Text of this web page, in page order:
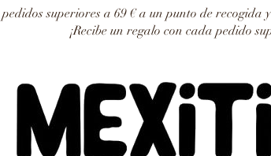
superiores a 69 € a un punto de recogida
¡Recibe un regalo con cada pedido